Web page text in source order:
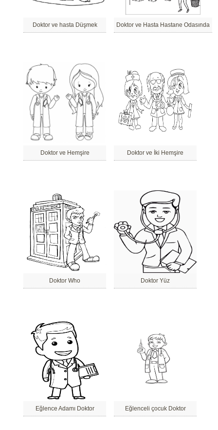
Doktor ve hasta Düşmek Doktor ve Hasta Hastane Odasında
Doktor ve Hemşire Doktor ve İki Hemşire
Doktor Who Doktor Yüz
Eğlence Adamı Doktor Eğlenceli çocuk Doktor